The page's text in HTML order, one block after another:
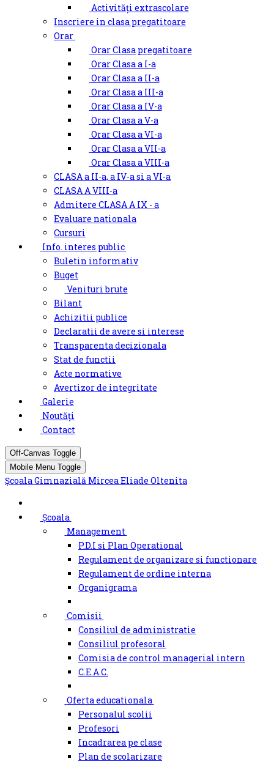
Activități extrascolare
Inscriere in clasa pregatitoare
Orar
Orar Clasa pregatitoare
Orar Clasa a I-a
Orar Clasa a II-a
Orar Clasa a III-a
Orar Clasa a IV-a
Orar Clasa a V-a
Orar Clasa a VI-a
Orar Clasa a VII-a
Orar Clasa a VIII-a
CLASA a II-a, a IV-a si a VI-a
CLASA A VIII-a
Admitere CLASA A IX - a
Evaluare nationala
Cursuri
Info. interes public
Buletin informativ
Buget
Venituri brute
Bilant
Achizitii publice
Declaratii de avere si interese
Transparenta decizionala
Stat de functii
Acte normative
Avertizor de integritate
Galerie
Noutăți
Contact
Off-Canvas Toggle
Mobile Menu Toggle
Școala Gimnazială Mircea Eliade Oltenita
Școala
Management
P.D.I si Plan Operational
Regulament de organizare si functionare
Regulament de ordine interna
Organigrama
Comisii
Consiliul de administratie
Consiliul profesoral
Comisia de control managerial intern
C.E.A.C.
Oferta educationala
Personalul scolii
Profesori
Incadrarea pe clase
Plan de scolarizare